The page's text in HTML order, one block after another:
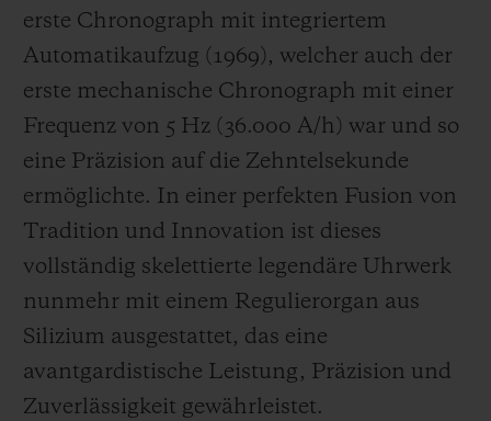
erste Chronograph mit integriertem
Automatikaufzug (1969), welcher auch der
erste mechanische Chronograph mit einer
Frequenz von 5 Hz (36.000 A/h) war und so
eine Präzision auf die Zehntelsekunde
ermöglichte. In einer perfekten Fusion von
Tradition und Innovation ist dieses
vollständig skelettierte legendäre Uhrwerk
nunmehr mit einem Regulierorgan aus
Silizium ausgestattet, das eine
avantgardistische Leistung, Präzision und
Zuverlässigkeit gewährleistet.